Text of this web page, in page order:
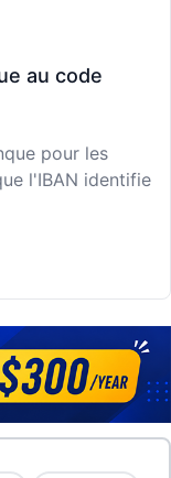
au code
pour les
l'IBAN identifie